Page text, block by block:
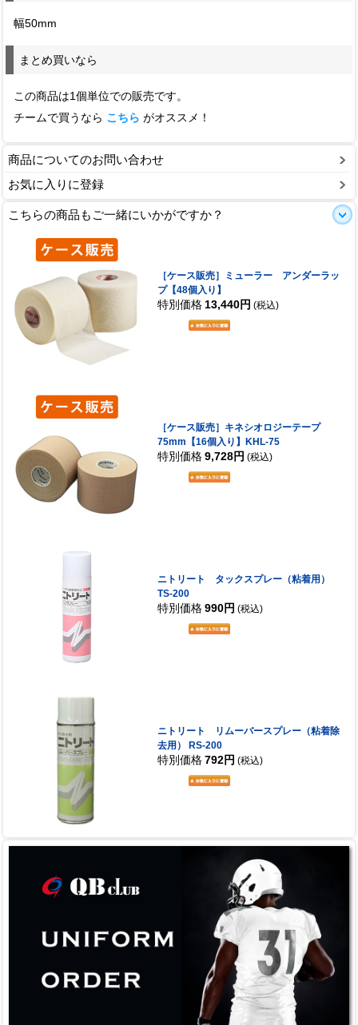
幅50mm
まとめ買いなら
この商品は1個単位での販売です。
チームで買うなら こちら がオススメ！
商品についてのお問い合わせ
お気に入りに登録
こちらの商品もご一緒にいかがですか？
［ケース販売］ミューラー アンダーラッ
プ【48個入り】
特別価格 13,440円 (税込)
［ケース販売］キネシオロジーテープ
75mm【16個入り】KHL-75
特別価格 9,728円 (税込)
ニトリート タックスプレー（粘着用）
TS-200
特別価格 990円 (税込)
ニトリート リムーバースプレー（粘着除
去用） RS-200
特別価格 792円 (税込)